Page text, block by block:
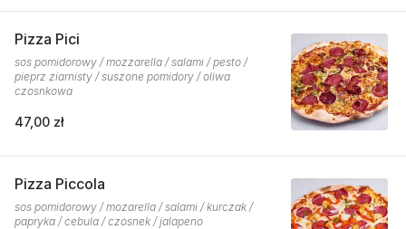
Pizza Pici
sos pomidorowy / mozzarella / salami / pesto /
pieprz ziarnisty / suszone pomidory / oliwa
czosnkowa
47,00 zł
Pizza Piccola
sos pomidorowy / mozarella / salami / kurczak /
papryka / cebula / czosnek / jalapeno